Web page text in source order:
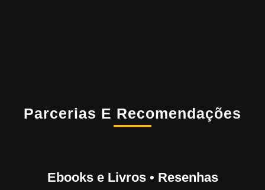
Parcerias E Recomendações
Ebooks e Livros • Resenhas